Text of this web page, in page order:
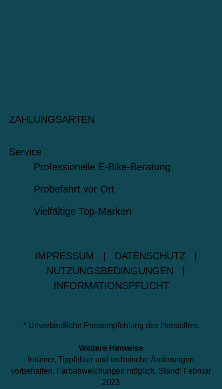
ZAHLUNGSARTEN
Service
Professionelle E-Bike-Beratung
Probefahrt vor Ort
Vielfältige Top-Marken
IMPRESSUM DATENSCHUTZ
NUTZUNGSBEDINGUNGEN
INFORMATIONSPFLICHT
* Unverbindliche Preisempfehlung des Herstellers
Weitere Hinweise
Irrtümer, Tippfehler und technische Änderungen
vorbehalten. Farbabweichungen möglich. Stand: Februar
2023